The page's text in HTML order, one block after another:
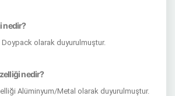
nedir?
olarak duyurulmuştur.
nedir?
Alüminyum/Metal olarak duyurulmuştur.